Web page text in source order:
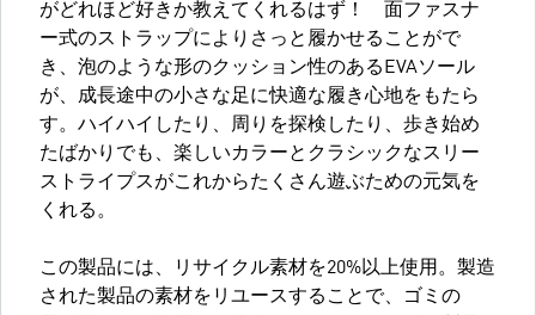
がどれほど好きか教えてくれるはず！ 面ファスナ
ー式のストラップによりさっと履かせることがで
き、泡のような形のクッション性のあるEVAソール
が、成長途中の小さな足に快適な履き心地をもたら
す。ハイハイしたり、周りを探検したり、歩き始め
たばかりでも、楽しいカラーとクラシックなスリー
ストライプスがこれからたくさん遊ぶための元気を
くれる。
この製品には、リサイクル素材を20%以上使用。製造
された製品の素材をリユースすることで、ゴミの